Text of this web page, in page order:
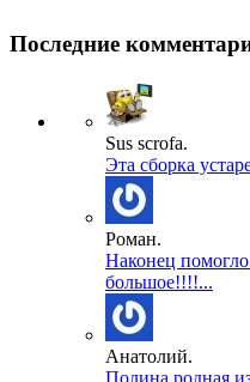
Последние
Sus scrofa.
Эта сборка
Роман.
Наконец
большое!!!!...
Анатолий.
Полина родная